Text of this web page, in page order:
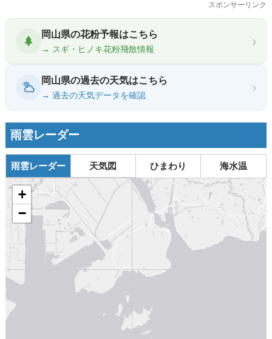
スポンサーリンク
岡山県の花粉予報はこちら
→ スギ・ヒノキ花粉飛散情報
›
岡山県の過去の天気はこちら
→ 過去の天気データを確認
›
雨雲レーダー
雨雲レーダー 天気図 ひまわり 海水温
+
−